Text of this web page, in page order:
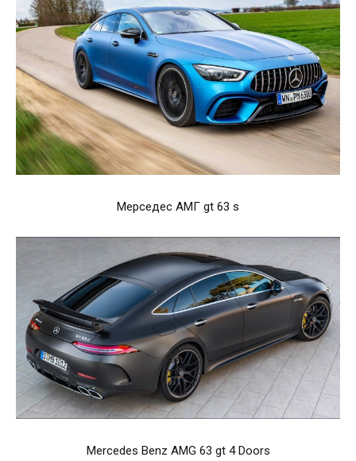
Мерседес АМГ gt 63 s
Mercedes Benz AMG 63 gt 4 Doors